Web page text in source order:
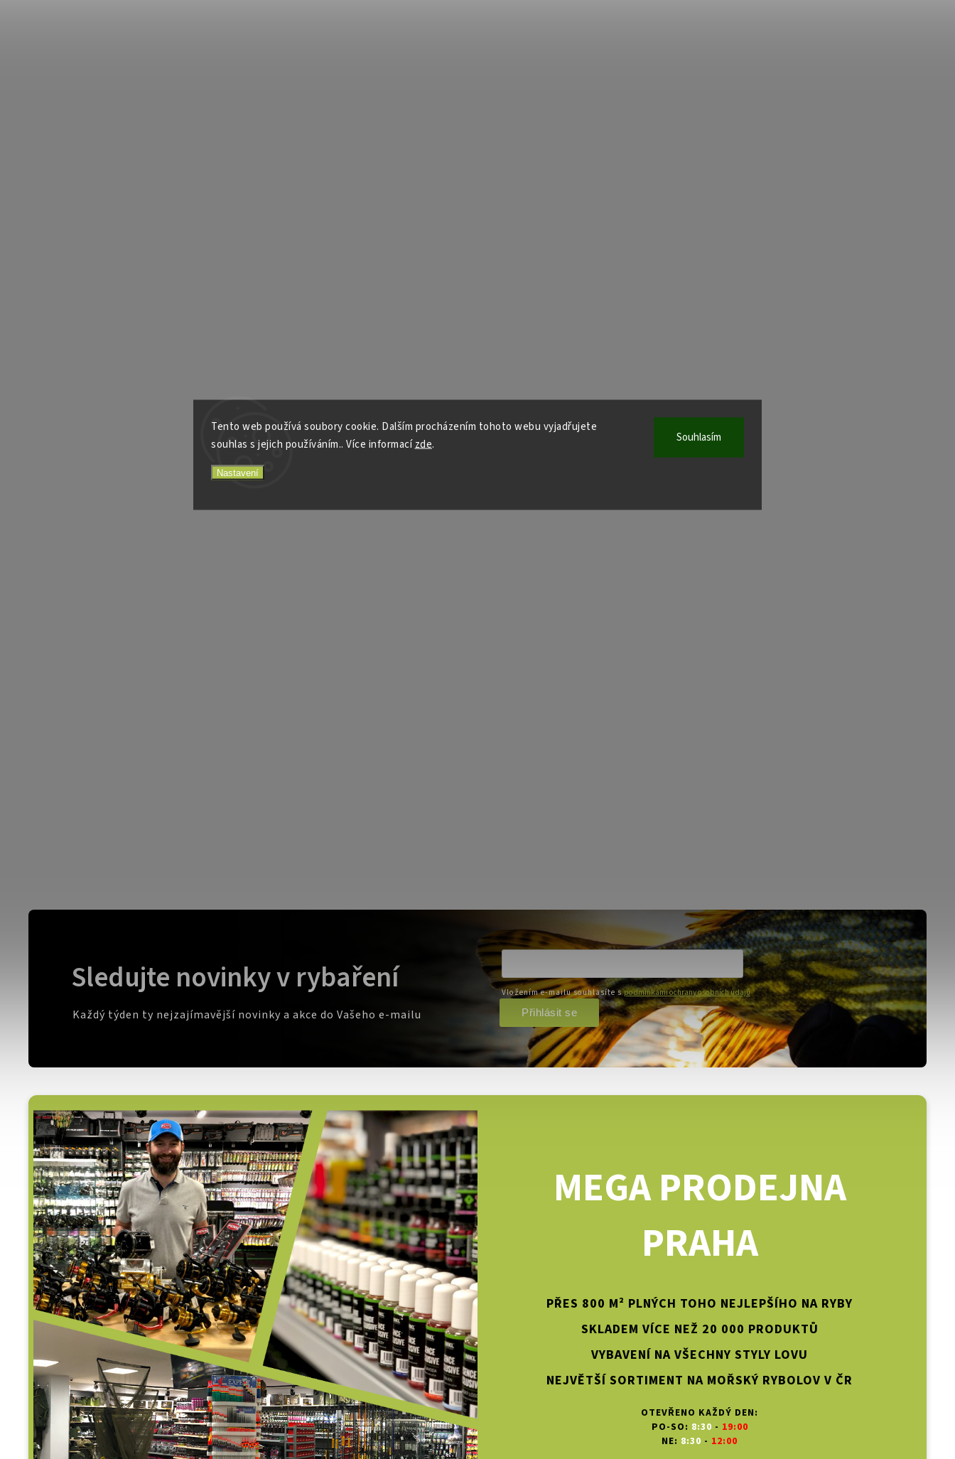
Tento web používá soubory cookie. Dalším procházením tohoto webu vyjadřujete
souhlas s jejich používáním.. Více informacízde.
Nastavení
Souhlasím
MEGA PRODEJNA
PRAHA
PŘES 800 M² PLNÝCH TOHO NEJLEPŠÍHO NA RYBY
SKLADEM VÍCE NEŽ 20 000 PRODUKTŮ
VYBAVENÍ NA VŠECHNY STYLY LOVU
NEJVĚTŠÍ SORTIMENT NA MOŘSKÝ RYBOLOV V ČR
OTEVŘENO KAŽDÝ DEN:
PO-SO: 8:30 - 19:00
NE: 8:30 - 12:00
Sledujte novinky v rybaření
Každý týden ty nejzajímavější novinky a akce do Vašeho e-mailu
Vložením e-mailu souhlasíte spodmínkami ochrany osobních údajů
Přihlásit se